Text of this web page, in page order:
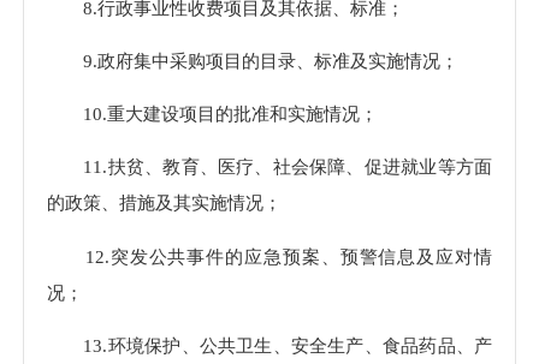
8.行政事业性收费项目及其依据、标准；
9.政府集中采购项目的目录、标准及实施情况；
10.重大建设项目的批准和实施情况；
11.扶贫、教育、医疗、社会保障、促进就业等方面
的政策、措施及其实施情况；
12.突发公共事件的应急预案、预警信息及应对情
况；
13.环境保护、公共卫生、安全生产、食品药品、产